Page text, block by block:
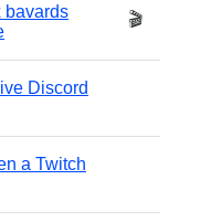
bavards
🎬
Discord
a Twitch